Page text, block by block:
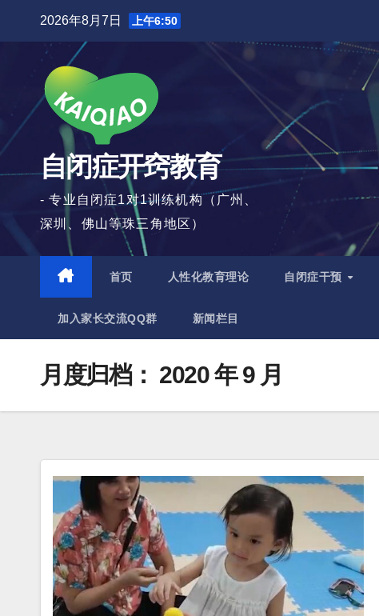
2026年8月7日 上午6:50
自闭症开窍教育
- 专业自闭症1对1训练机构（广州、
深圳、佛山等珠三角地区）
首页 人性化教育理论 自闭症干预
加入家长交流QQ群 新闻栏目
月度归档： 2020 年 9 月